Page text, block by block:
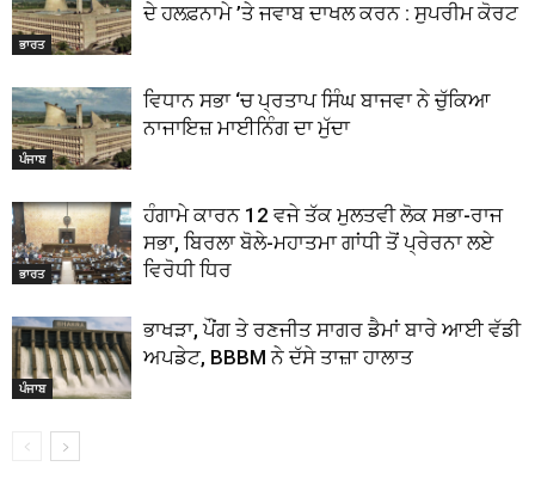
ਭਾਰਤ
ਦੇ ਹਲਫ਼ਨਾਮੇ ’ਤੇ ਜਵਾਬ ਦਾਖਲ ਕਰਨ : ਸੁਪਰੀਮ ਕੋਰਟ
ਪੰਜਾਬ
ਵਿਧਾਨ ਸਭਾ ‘ਚ ਪ੍ਰਤਾਪ ਸਿੰਘ ਬਾਜਵਾ ਨੇ ਚੁੱਕਿਆ
ਨਾਜਾਇਜ਼ ਮਾਈਨਿੰਗ ਦਾ ਮੁੱਦਾ
ਭਾਰਤ
ਹੰਗਾਮੇ ਕਾਰਨ 12 ਵਜੇ ਤੱਕ ਮੁਲਤਵੀ ਲੋਕ ਸਭਾ-ਰਾਜ
ਸਭਾ, ਬਿਰਲਾ ਬੋਲੇ-ਮਹਾਤਮਾ ਗਾਂਧੀ ਤੋਂ ਪ੍ਰੇਰਨਾ ਲਏ
ਵਿਰੋਧੀ ਧਿਰ
ਪੰਜਾਬ
ਭਾਖੜਾ, ਪੌਂਗ ਤੇ ਰਣਜੀਤ ਸਾਗਰ ਡੈਮਾਂ ਬਾਰੇ ਆਈ ਵੱਡੀ
ਅਪਡੇਟ, BBBM ਨੇ ਦੱਸੇ ਤਾਜ਼ਾ ਹਾਲਾਤ